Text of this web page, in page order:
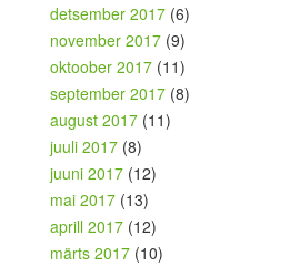
detsember 2017 (6)
november 2017 (9)
oktoober 2017 (11)
september 2017 (8)
august 2017 (11)
juuli 2017 (8)
juuni 2017 (12)
mai 2017 (13)
aprill 2017 (12)
märts 2017 (10)